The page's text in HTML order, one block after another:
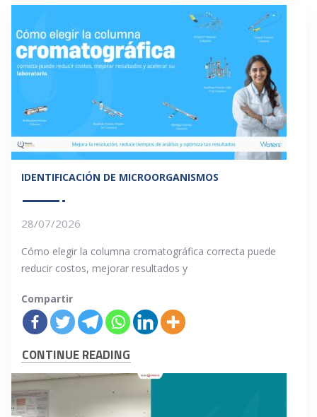
IDENTIFICACIÓN DE MICROORGANISMOS
28/07/2026
Cómo elegir la columna cromatográfica correcta puede
reducir costos, mejorar resultados y
Compartir
CONTINUE READING